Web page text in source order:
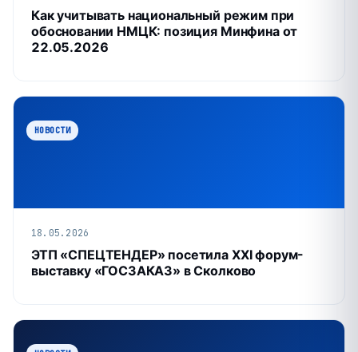
Как учитывать национальный режим при
обосновании НМЦК: позиция Минфина от
22.05.2026
НОВОСТИ
18.05.2026
ЭТП «СПЕЦТЕНДЕР» посетила XXI форум-
выставку «ГОСЗАКАЗ» в Сколково